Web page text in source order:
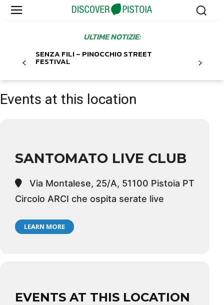
ULTIME NOTIZIE:
SENZA FILI – PINOCCHIO STREET
FESTIVAL
Events at this location
SANTOMATO LIVE CLUB
Via Montalese, 25/A, 51100 Pistoia PT
Circolo ARCI che ospita serate live
LEARN MORE
EVENTS AT THIS LOCATION